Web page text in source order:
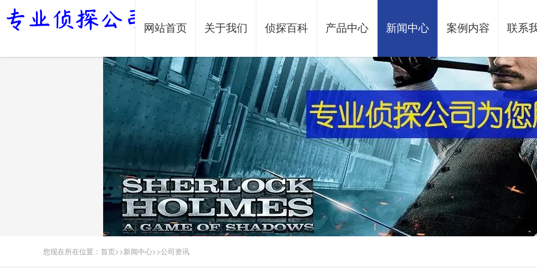
网站首页 关于我们 侦探百科 产品中心 新闻中心 案例内容 联系
您现在所在位置： 首页>>新闻中心>>公司资讯